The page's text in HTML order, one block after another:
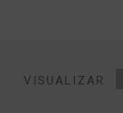
VISUALIZAR